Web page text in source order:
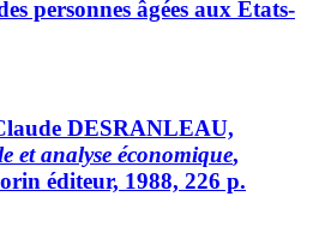
personnes âgées aux États-
DESRANLEAU,
et analyse économique,
éditeur, 1988, 226 p.